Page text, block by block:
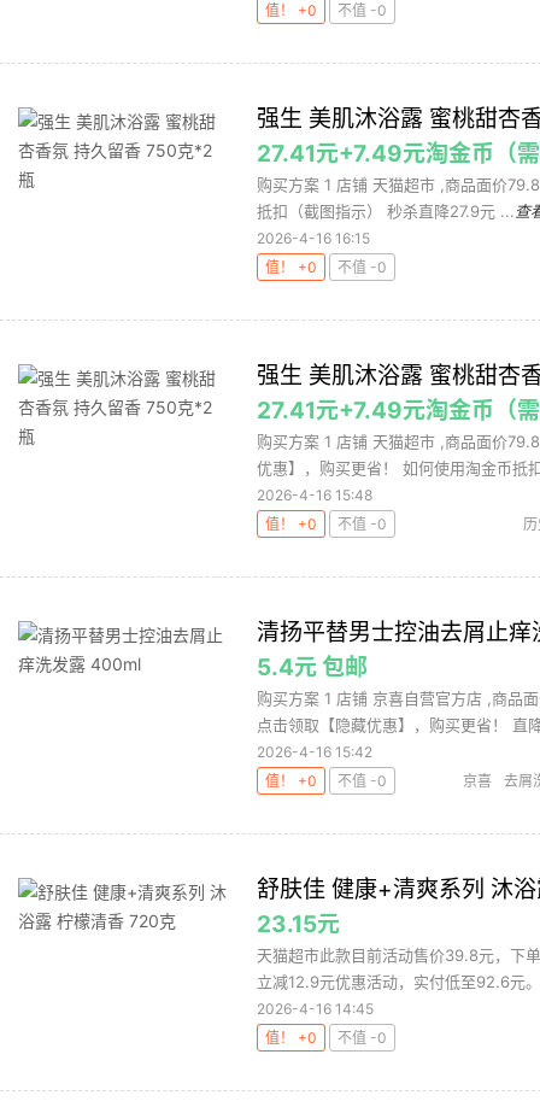
值！ +0
不值 -0
强生 美肌沐浴露 蜜桃甜杏
27.41元+7.49元淘金币（
购买方案 1 店铺 天猫超市 ,商品面价
抵扣（截图指示） 秒杀直降27.9元 ... 查
2026-4-16 16:15
值！ +0
不值 -0
强生 美肌沐浴露 蜜桃甜杏
27.41元+7.49元淘金币（
购买方案 1 店铺 天猫超市 ,商品面价
优惠】，购买更省！ 如何使用淘金币抵
2026-4-16 15:48
值！ +0
不值 -0
清扬平替男士控油去屑止
5.4元 包邮
购买方案 1 店铺 京喜自营官方店 ,商品
点击领取【隐藏优惠】，购买更省！ 直
2026-4-16 15:42
值！ +0
不值 -0 京喜 去屑
舒肤佳 健康+清爽系列 沐
23.15元
天猫超市此款目前活动售价39.8元，下
立减12.9元优惠活动，实付低至92.6元
2026-4-16 14:45
值！ +0
不值 -0